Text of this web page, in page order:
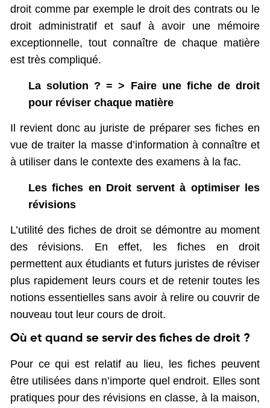
droit comme par exemple le droit des contrats ou le
droit administratif et sauf à avoir une mémoire
exceptionnelle, tout connaître de chaque matière
est très compliqué.
La solution ? = > Faire une fiche de droit
pour réviser chaque matière
Il revient donc au juriste de préparer ses fiches en
vue de traiter la masse d’information à connaître et
à utiliser dans le contexte des examens à la fac.
Les fiches en Droit servent à optimiser les
révisions
L’utilité des fiches de droit se démontre au moment
des révisions. En effet, les fiches en droit
permettent aux étudiants et futurs juristes de réviser
plus rapidement leurs cours et de retenir toutes les
notions essentielles sans avoir à relire ou couvrir de
nouveau tout leur cours de droit.
Où et quand se servir des fiches de droit ?
Pour ce qui est relatif au lieu, les fiches peuvent
être utilisées dans n’importe quel endroit. Elles sont
pratiques pour des révisions en classe, à la maison,